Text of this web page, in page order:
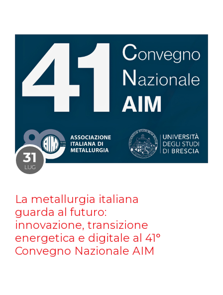
31
LUG
La metallurgia italiana
guarda al futuro:
innovazione, transizione
energetica e digitale al 41°
Convegno Nazionale AIM